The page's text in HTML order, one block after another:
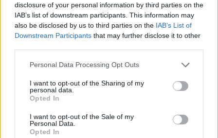
disclosure of your personal information by third parties on the
IAB’s list of downstream participants. This information may
also be disclosed by us to third parties on the IAB’s List of
Downstream Participants that may further disclose it to other
Please note that this website/app uses one or more Google
not limited to your visit or usage behaviour. You may click to
grant or deny consent to Google and its third-party tags to
use your data for below specified purposes in below Google
consent section.
Personal Data Processing Opt Outs
I want to opt-out of the Sharing of my
personal data.
Opted In
I want to opt-out of the Sale of my
Personal Data.
Opted In
Χρηματιστήριο Αθηνών: Εβδομαδιαία άνοδος 1,76%, κέρδη
23,31% από τις αρχές του έτους
Ελληνική Αναπτυξιακή
Τράπεζα: Με «προίκα» 2
δισ. ευρώ ανοίγει δρόμο για
Υπ. Μεταφορών: Οριστική
λύση στο ζήτημα των